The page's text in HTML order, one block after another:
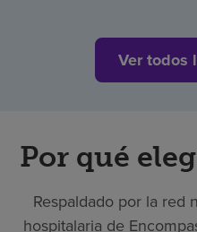
Ver todos
Por qué
Respaldado por la red
hospitalaria de